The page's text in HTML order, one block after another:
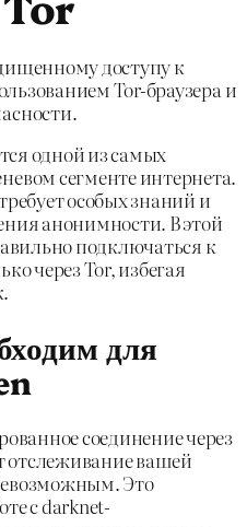
доступу к
Tor-браузера и
одной из самых
сегменте интернета.
особых знаний и
анонимности. В этой
подключаться к
через Tor, избегая
для
соединение через
отслеживание вашей
Это
с darknet-